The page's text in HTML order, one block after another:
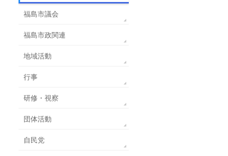
福島市議会
福島市政関連
地域活動
行事
研修・視察
団体活動
自民党